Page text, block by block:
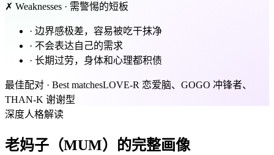
✗ Weaknesses · 需警惕的短板
· 边界感极差，容易被吃干抹净
· 不会表达自己的需求
· 长期过劳，身体和心理都积债
最佳配对 · Best matchesLOVE-R 恋爱脑、GOGO 冲锋者、
THAN-K 谢谢型
深度人格解读
老妈子（MUM）的完整画像